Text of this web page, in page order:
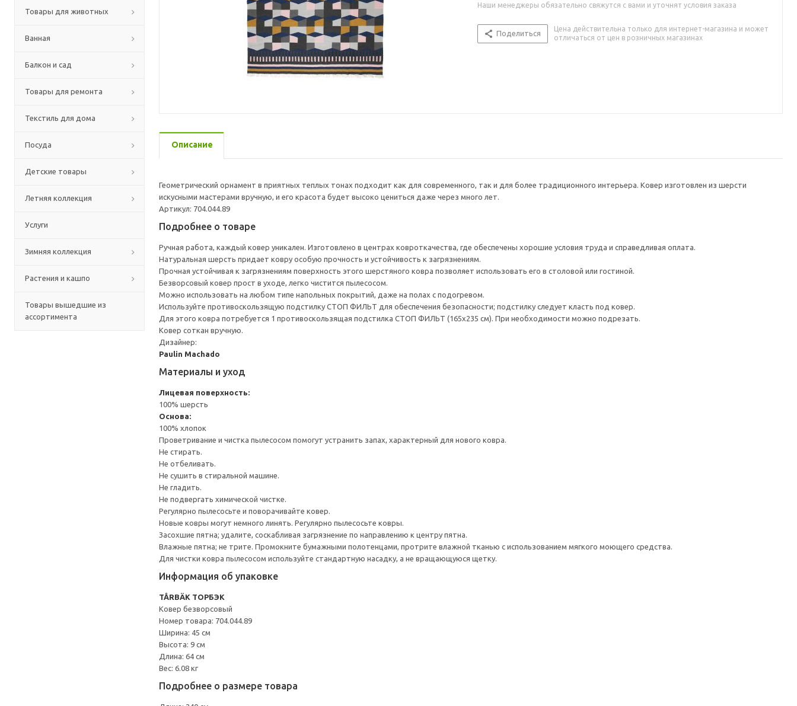
Товары для животных
Ванная
Балкон и сад
Товары для ремонта
Текстиль для дома
Посуда
Детские товары
Летняя коллекция
Услуги
Зимняя коллекция
Растения и кашпо
Товары вышедшие из
ассортимента
Наши менеджеры обязательно свяжутся с вами и уточнят условия заказа
Поделиться
Цена действительна только для интернет-магазина и может
отличаться от цен в розничных магазинах
Описание
Геометрический орнамент в приятных теплых тонах подходит как для современного, так и для более традиционного интерьера. Ковер изготовлен из шерсти
искусными мастерами вручную, и его красота будет высоко цениться даже через много лет.
Артикул: 704.044.89
Подробнее о товаре
Ручная работа, каждый ковер уникален. Изготовлено в центрах ковроткачества, где обеспечены хорошие условия труда и справедливая оплата.
Натуральная шерсть придает ковру особую прочность и устойчивость к загрязнениям.
Прочная устойчивая к загрязнениям поверхность этого шерстяного ковра позволяет использовать его в столовой или гостиной.
Безворсовый ковер прост в уходе, легко чистится пылесосом.
Можно использовать на любом типе напольных покрытий, даже на полах с подогревом.
Используйте противоскользящую подстилку СТОП ФИЛЬТ для обеспечения безопасности; подстилку следует класть под ковер.
Для этого ковра потребуется 1 противоскользящая подстилка СТОП ФИЛЬТ (165x235 см). При необходимости можно подрезать.
Ковер соткан вручную.
Дизайнер:
Paulin Machado
Материалы и уход
Лицевая поверхность:
100% шерсть
Основа:
100% хлопок
Проветривание и чистка пылесосом помогут устранить запах, характерный для нового ковра.
Не стирать.
Не отбеливать.
Не сушить в стиральной машине.
Не гладить.
Не подвергать химической чистке.
Регулярно пылесосьте и поворачивайте ковер.
Новые ковры могут немного линять. Регулярно пылесосьте ковры.
Засохшие пятна; удалите, соскабливая загрязнение по направлению к центру пятна.
Влажные пятна; не трите. Промокните бумажными полотенцами, протрите влажной тканью с использованием мягкого моющего средства.
Для чистки ковра пылесосом используйте стандартную насадку, а не вращающуюся щетку.
Информация об упаковке
TÅRBÄK ТОРБЭК
Ковер безворсовый
Номер товара: 704.044.89
Ширина: 45 см
Высота: 9 см
Длина: 64 см
Вес: 6.08 кг
Подробнее о размере товара